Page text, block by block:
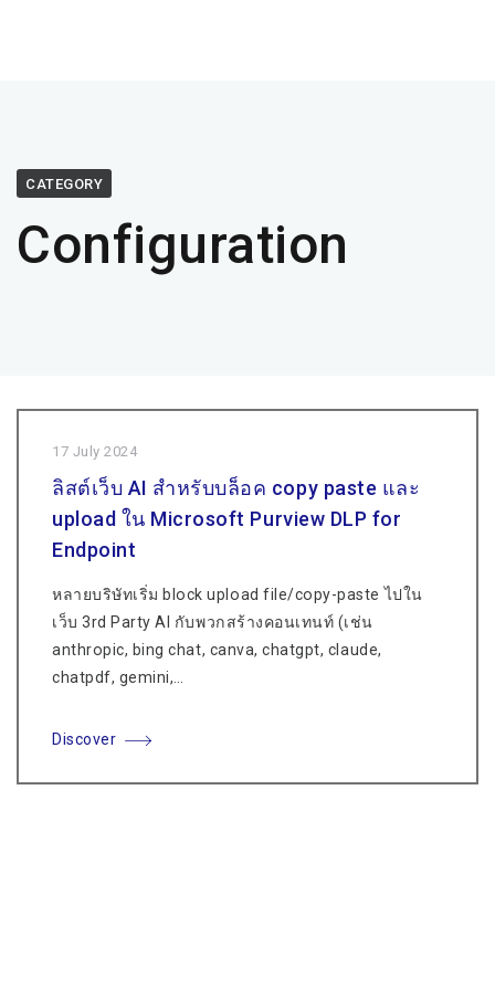
CATEGORY
Configuration
17 July 2024
ลิสต์เว็บ AI สำหรับบล็อค copy paste และ
upload ใน Microsoft Purview DLP for
Endpoint
หลายบริษัทเริ่ม block upload file/copy-paste ไปใน
เว็บ 3rd Party AI กับพวกสร้างคอนเทนท์ (เช่น
anthropic, bing chat, canva, chatgpt, claude,
chatpdf, gemini,…
Discover